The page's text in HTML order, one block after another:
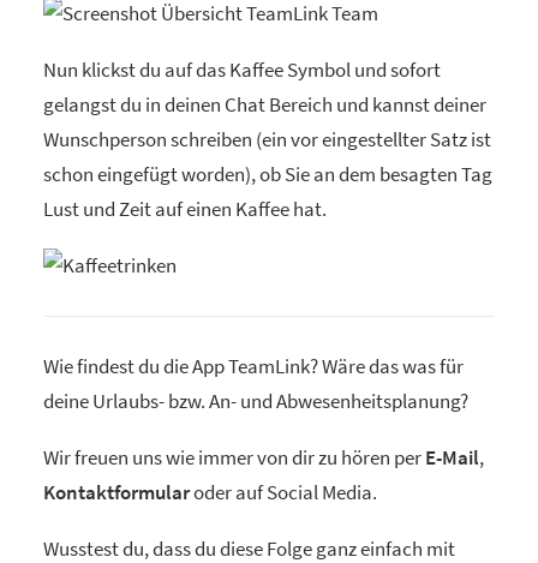
Nun klickst du auf das Kaffee Symbol und sofort
gelangst du in deinen Chat Bereich und kannst deiner
Wunschperson schreiben (ein vor eingestellter Satz ist
schon eingefügt worden), ob Sie an dem besagten Tag
Lust und Zeit auf einen Kaffee hat.
Wie findest du die App TeamLink? Wäre das was für
deine Urlaubs- bzw. An- und Abwesenheitsplanung?
Wir freuen uns wie immer von dir zu hören perE-Mail,
Kontaktformularoder auf Social Media.
Wusstest du, dass du diese Folge ganz einfach mit